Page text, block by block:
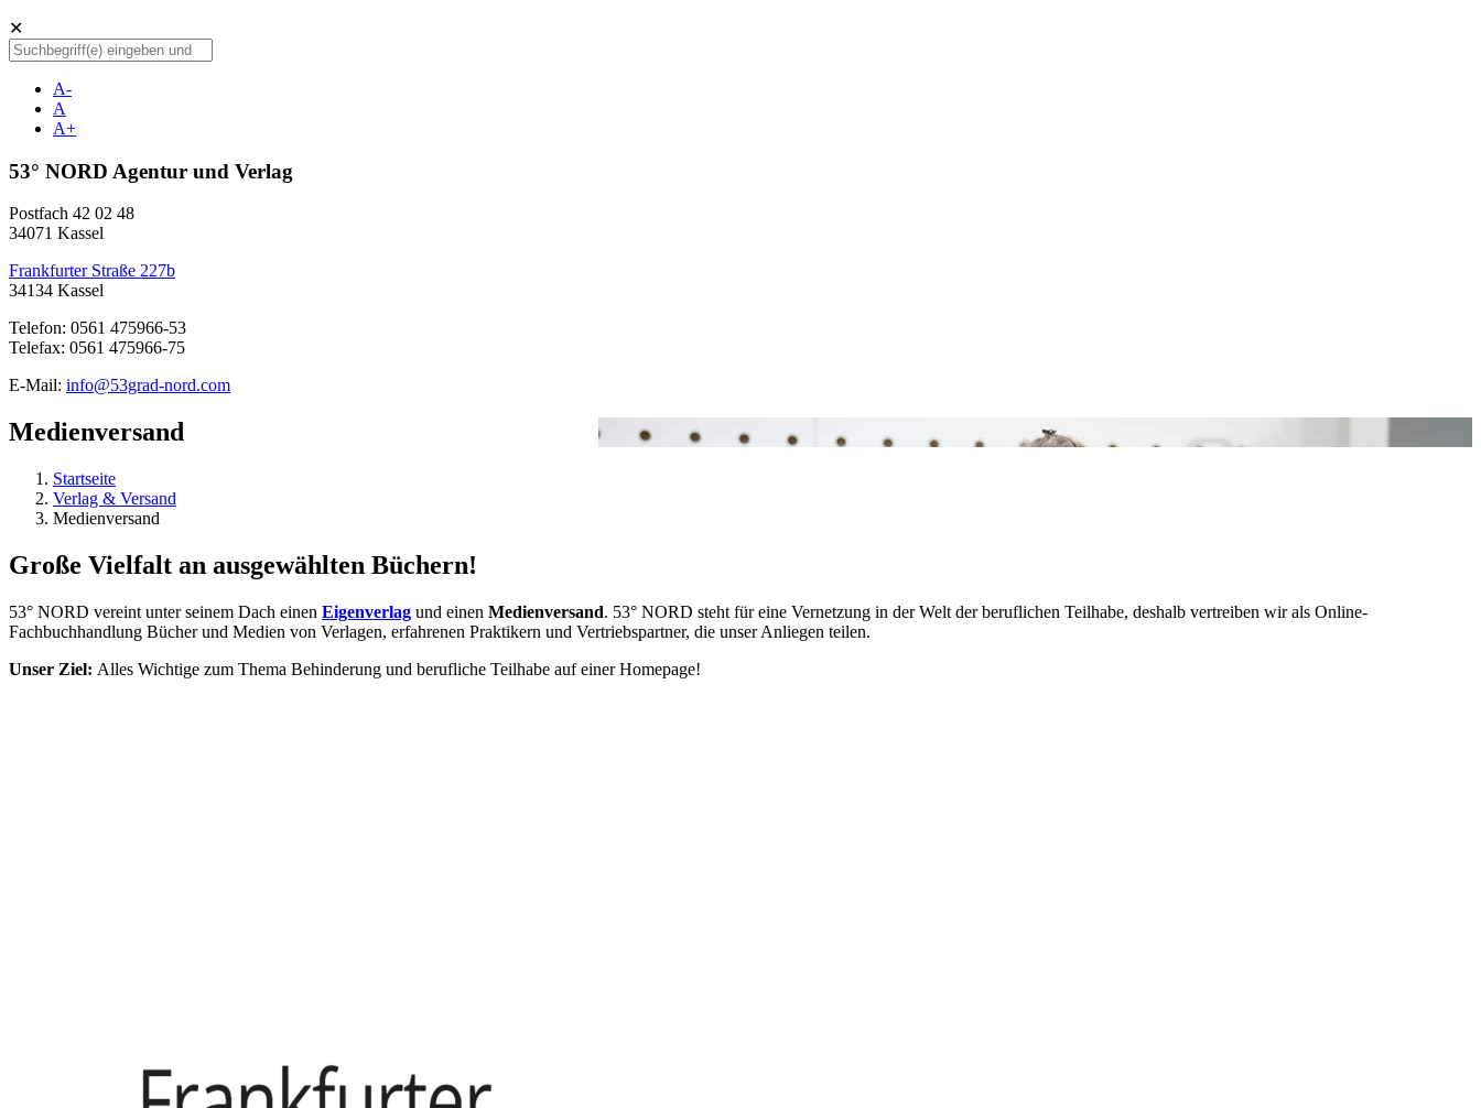
✕
A-
A
A+
53° NORD Agentur und Verlag
Postfach 42 02 48
34071 Kassel
Frankfurter Straße 227b
34134 Kassel
Telefon: 0561 475966-53
Telefax: 0561 475966-75
E-Mail: info@53grad-nord.com
Medienversand
Startseite
Verlag & Versand
Medienversand
Große Vielfalt an ausgewählten Büchern!
53° NORD vereint unter seinem Dach einen Eigenverlag und einen Medienversand. 53° NORD steht für eine Vernetzung in der Welt der beruflichen Teilhabe, deshalb vertreiben wir als Online-
Fachbuchhandlung Bücher und Medien von Verlagen, erfahrenen Praktikern und Vertriebspartner, die unser Anliegen teilen.
Unser Ziel: Alles Wichtige zum Thema Behinderung und berufliche Teilhabe auf einer Homepage!